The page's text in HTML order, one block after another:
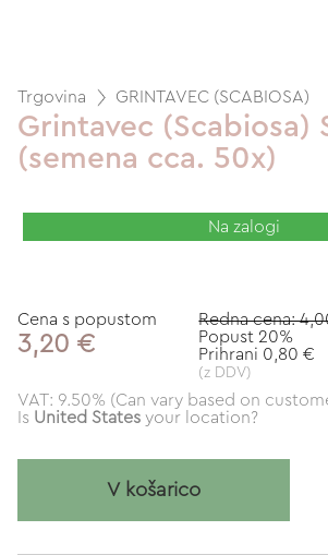
Trgovina GRINTAVEC (SCABIOSA)
Grintavec (Scabiosa)
(semena cca. 50x)
Na zalogi
Cena s popustom
3,20 €
Redna cena:
Popust 20%
Prihrani 0,80 €
(z DDV)
VAT: 9.50% (Can vary based on
Is United States your location?
V košarico